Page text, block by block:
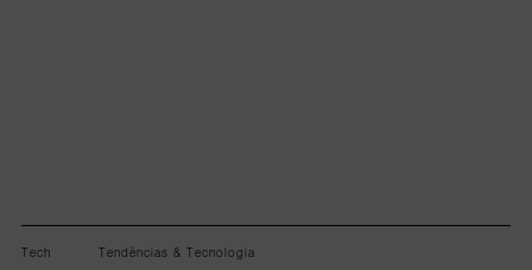
Tech Tendências & Tecnologia